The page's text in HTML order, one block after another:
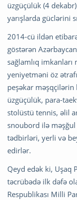
üzgüçülük (4
yarışlarda güclərini
2014-cü ildən
göstərən
sağlamlıq
yeniyetməni öz
peşəkar
üzgüçülük, para-
stolüstü tennis, əlil
snoubord ilə
tədbirləri, yerli və
edirlər.
Qeyd edək ki, Uşaq
təcrübədə ilk dəfə
Respublikası Milli